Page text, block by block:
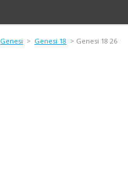
Genesi > Genesi 18 > Genesi 18 26